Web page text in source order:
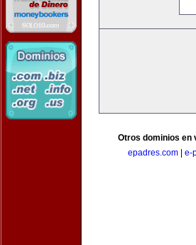
Otros dominios en
epadres.com
e-